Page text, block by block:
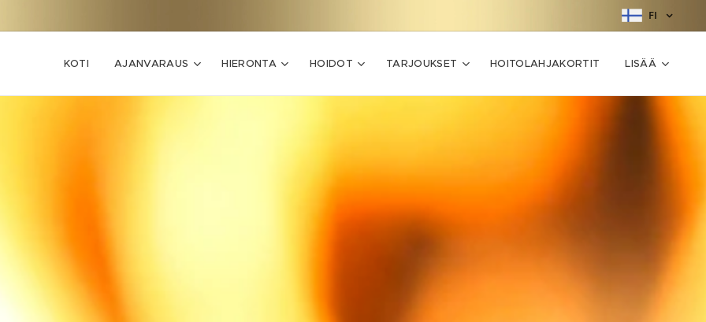
FI
KOTI AJANVARAUS HIERONTA HOIDOT TARJOUKSET HOITOLAHJAKORTIT LISÄÄ